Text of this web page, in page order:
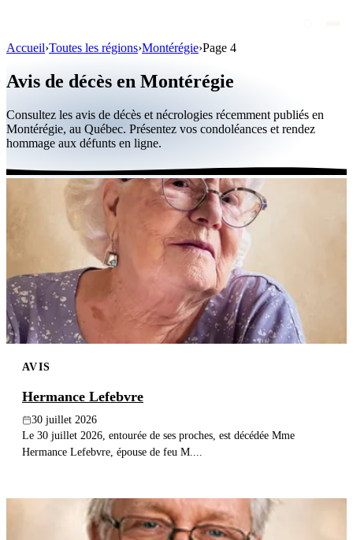
Personnalités publiques
Québec
Canada
International
Par région
Maisons funéraires
Éternea
Blog
Recherche
Accueil›Toutes les régions›Montérégie›Page 4
Avis de décès en Montérégie
Consultez les avis de décès et nécrologies récemment publiés en
Montérégie, au Québec. Présentez vos condoléances et rendez
hommage aux défunts en ligne.
AVIS
Hermance Lefebvre
30 juillet 2026
Le 30 juillet 2026, entourée de ses proches, est décédée Mme
Hermance Lefebvre, épouse de feu M....